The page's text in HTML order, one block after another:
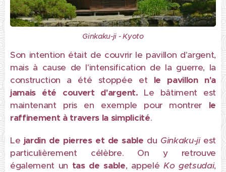
Ginkaku-ji - Kyoto
Son intention était de couvrir le pavillon d'argent,
mais à cause de l'intensification de la guerre, la
construction a été stoppée et le pavillon n'a
jamais été couvert d'argent. Le bâtiment est
maintenant pris en exemple pour montrer le
raffinement à travers la simplicité.
Le jardin de pierres et de sable du Ginkaku-jiest
particulièrement célèbre. On y retrouve
également un tas de sable, appelé Ko getsudai,